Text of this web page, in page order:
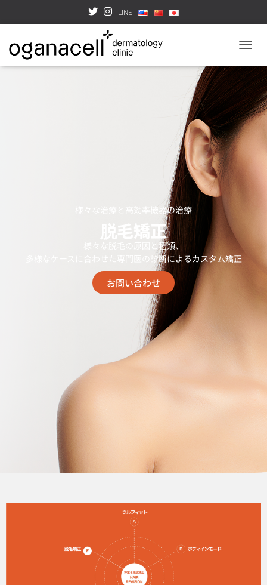
LINE
様々な治療と高効率機器の治療
脱毛矯正
様々な脱毛の原因と種類、
多様なケースに合わせた専門医の診断によるカスタム矯正
お問い合わせ